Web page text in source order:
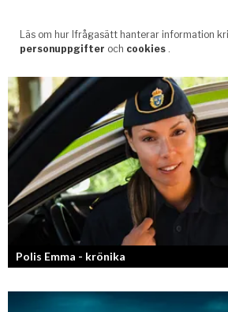
Polis Emma - krönika
Kan jag snälla få prata med dig igen, för du va